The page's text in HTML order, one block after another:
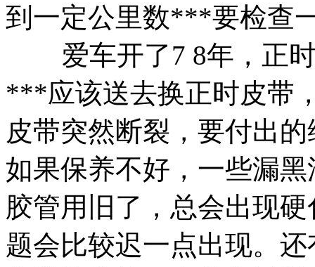
到一定公里数***要检查
爱车开了7 8年，正
***应该送去换正时皮带
皮带突然断裂，要付出
如果保养不好，一些漏
胶管用旧了，总会出现
题会比较迟一点出现。